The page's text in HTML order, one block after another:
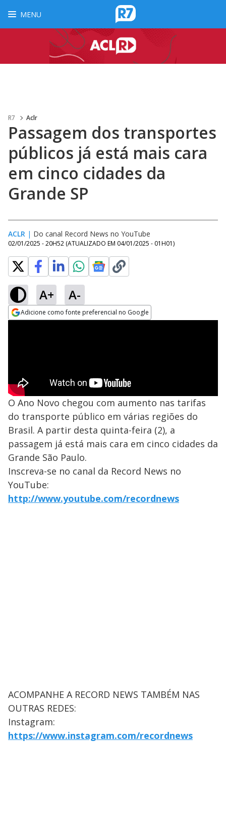
MENU
R7 Aclr
Passagem dos transportes
públicos já está mais cara
em cinco cidades da
Grande SP
ACLR | Do canal Record News no YouTube
02/01/2025 - 20H52 (ATUALIZADO EM 04/01/2025 - 01H01)
A+ A-
Adicione como fonte preferencial no Google
O Ano Novo chegou com aumento nas tarifas
do transporte público em várias regiões do
Brasil. A partir desta quinta-feira (2), a
passagem já está mais cara em cinco cidades da
Grande São Paulo.
Inscreva-se no canal da Record News no
YouTube:
http://www.youtube.com/recordnews
ACOMPANHE A RECORD NEWS TAMBÉM NAS
OUTRAS REDES:
Instagram:
https://www.instagram.com/recordnews